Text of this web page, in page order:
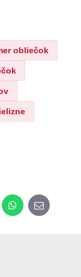
obliečok
WhatsApp
E-
mail